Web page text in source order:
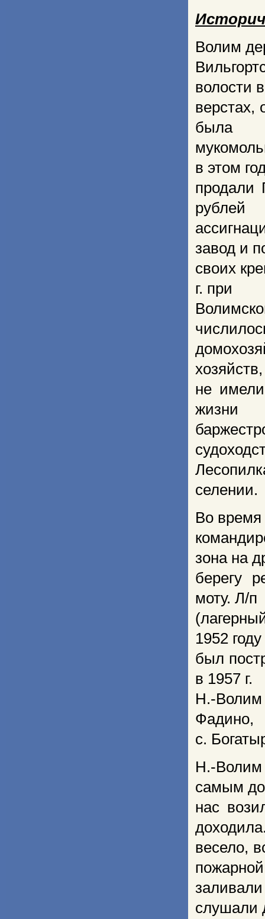
Волим
волости
верстах,
была
в этом
продали
рублей
завод и
своих
г. при
не
жизни
селении.
Во время
зона на
берегу
моту. Л/п
1952 году
был
в 1957 г.
Н.-
Фадино,
с.
Н.-
самым
нас
весело,
слушали